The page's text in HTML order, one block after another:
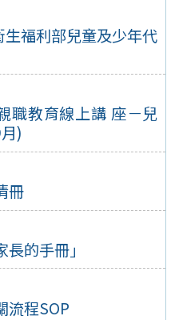
福利部兒童及少年代
職教育線上講 座－兒
)
冊
的手冊」
流程SOP